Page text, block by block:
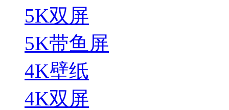
5K双屏
5K带鱼屏
4K壁纸
4K双屏